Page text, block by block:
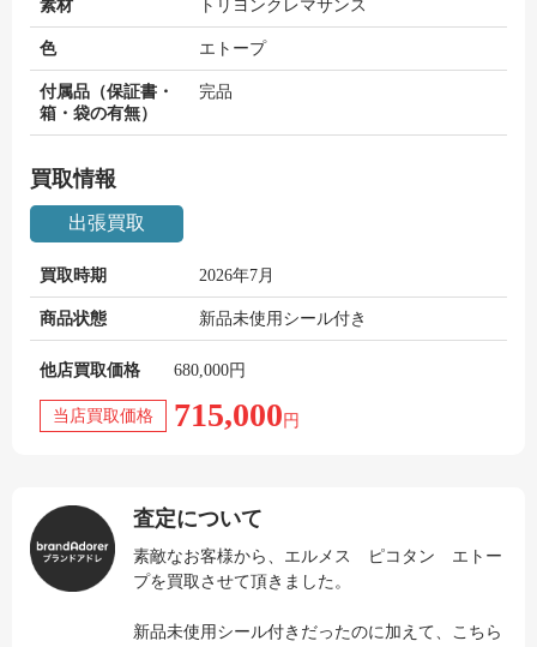
素材 トリヨンクレマサンス
色 エトープ
付属品（保証書・
箱・袋の有無）
完品
買取情報
出張買取
買取時期 2026年7月
商品状態 新品未使用シール付き
他店買取価格 680,000円
当店買取価格 715,000 円
査定について
素敵なお客様から、エルメス ピコタン エトー
プを買取させて頂きました。
新品未使用シール付きだったのに加えて、こちら